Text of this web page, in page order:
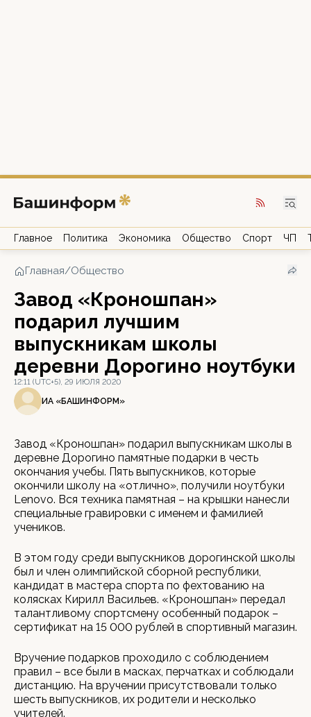
Главное Политика Экономика Общество Спорт ЧП
Главная/Общество
Завод «Кроношпан»
подарил лучшим
выпускникам школы
деревни Дорогино ноутбуки
12:11 (UTC+5), 29 ИЮЛЯ 2020
ИА «БАШИНФОРМ»
Завод «Кроношпан» подарил выпускникам школы в
деревне Дорогино памятные подарки в честь
окончания учебы. Пять выпускников, которые
окончили школу на «отлично», получили ноутбуки
Lenovo. Вся техника памятная – на крышки нанесли
специальные гравировки с именем и фамилией
учеников.
В этом году среди выпускников дорогинской школы
был и член олимпийской сборной республики,
кандидат в мастера спорта по фехтованию на
колясках Кирилл Васильев. «Кроношпан» передал
талантливому спортсмену особенный подарок –
сертификат на 15 000 рублей в спортивный магазин.
Вручение подарков проходило с соблюдением
правил – все были в масках, перчатках и соблюдали
дистанцию. На вручении присутствовали только
шесть выпускников, их родители и несколько
учителей.